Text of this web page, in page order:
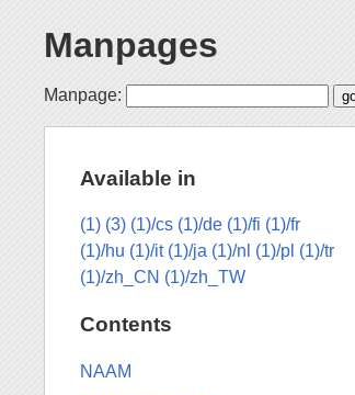
Manpages
Manpage:
Available in
(1) (3) (1)/cs (1)/de (1)/fi (1)/fr
(1)/hu (1)/it (1)/ja (1)/nl (1)/pl (1)/tr
(1)/zh_CN (1)/zh_TW
Contents
NAAM